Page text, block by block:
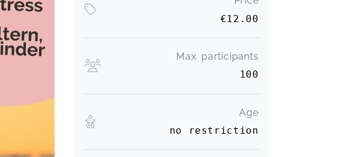
€12.00
Max. participants
100
Age
no restriction